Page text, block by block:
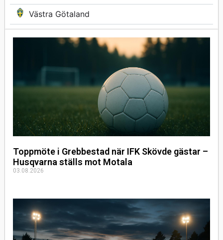
Västra Götaland
Toppmöte i Grebbestad när IFK Skövde gästar –
Husqvarna ställs mot Motala
03.08.2026